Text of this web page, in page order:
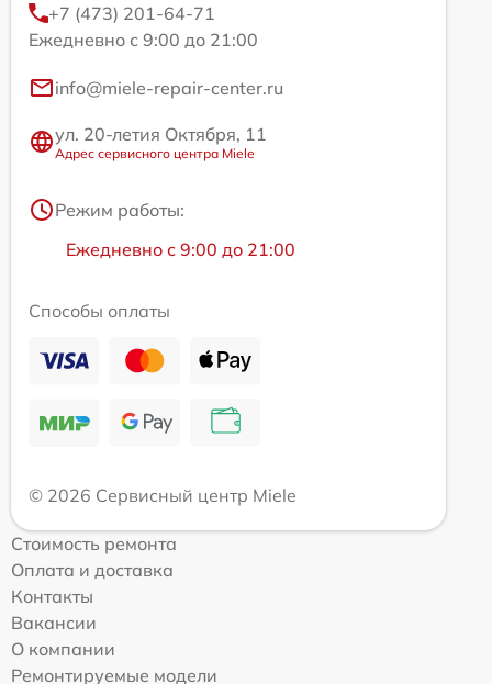
+7 (473) 201-64-71
Ежедневно с 9:00 до 21:00
info@miele-repair-center.ru
ул. 20-летия Октября, 11
Адрес сервисного центра Miele
Режим работы:
Ежедневно с 9:00 до 21:00
Способы оплаты
© 2026 Сервисный центр Miele
Стоимость ремонта
Оплата и доставка
Контакты
Вакансии
О компании
Ремонтируемые модели